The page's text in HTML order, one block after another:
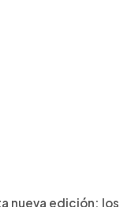
nueva edición: los